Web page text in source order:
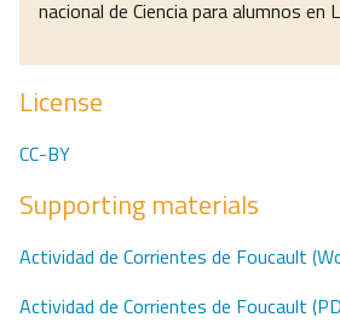
nacional de Ciencia para alumnos en
License
CC-BY
Supporting materials
Actividad de Corrientes de Foucault
Actividad de Corrientes de Foucault